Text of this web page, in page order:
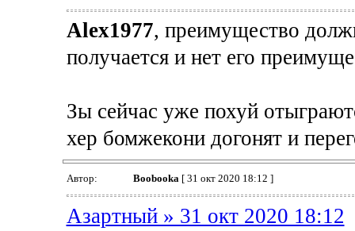
Alex1977, преимущество
получается и нет его
Зы сейчас уже похуй
хер бомжекони догонят и
Автор: Boobooka[ 31 окт 2020 18:12 ]
Азартный » 31 окт 2020 18:12